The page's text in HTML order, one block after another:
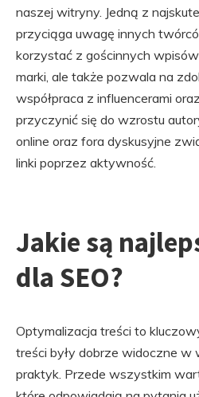
naszej witryny. Jedną z
przyciąga uwagę innych
korzystać z gościnnych
marki, ale także pozwala na
współpraca z influencerami
przyczynić się do wzrostu
online oraz fora dyskusyjne
linki poprzez aktywność.
Jakie są
dla SEO?
Optymalizacja treści to
treści były dobrze widoczne
praktyk. Przede wszystkim